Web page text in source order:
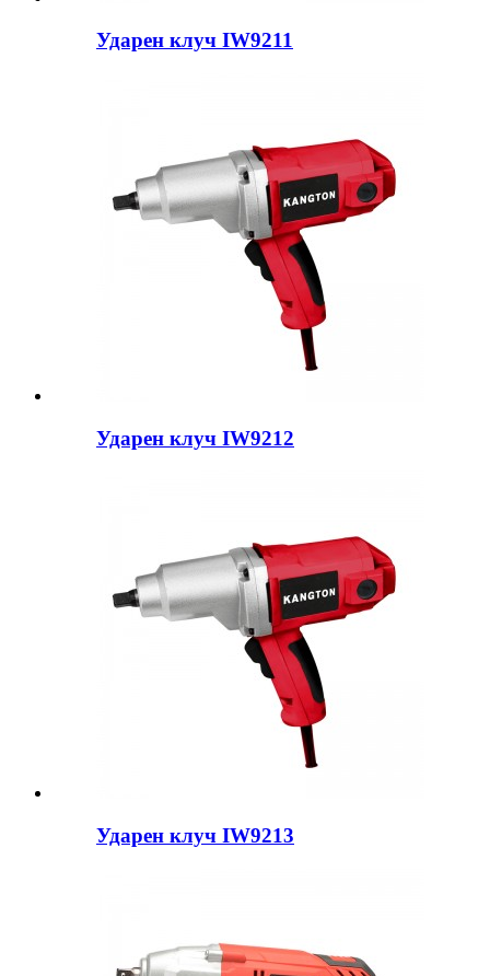
Ударен клуч IW9211
Ударен клуч IW9212
Ударен клуч IW9213